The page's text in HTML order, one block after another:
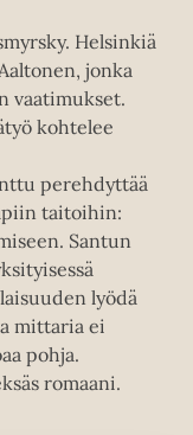
Helsinkiä
jonka
vaatimukset.
kohtelee
perehdyttää
taitoihin:
Santun
lyödä
mittaria ei
pohja.
romaani.